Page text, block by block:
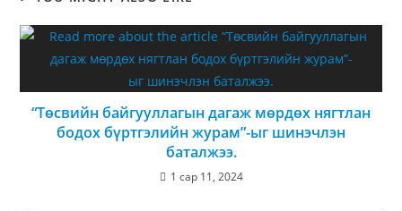
“Төсвийн байгууллагын дагаж мөрдөх нягтлан
бодох бүртгэлийн журам”-ыг шинэчлэн
баталжээ.
1 сар 11, 2024